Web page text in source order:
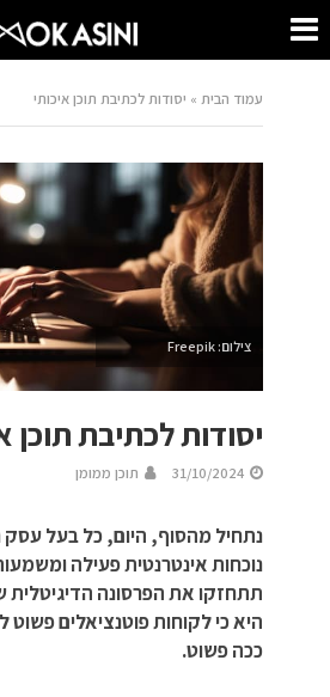
עמוד הבית » יסודות לכתיבת תוכן איכותי
צילום: Freepik
יסודות לכתיבת תוכן
31/10/2024 תוכן ממומן
נתחיל מהסוף, היום, כל בעל עסק
נוכחות אינטרנטית פעילה
תתחזקו את הפרסונה
היא כי לקוחות פוטנציאלים פשוט
ככה פשוט.